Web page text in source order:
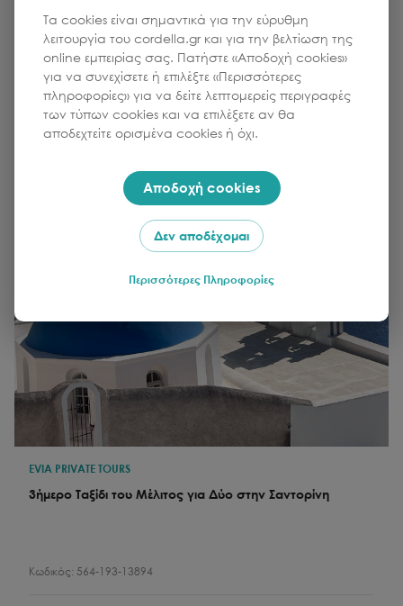
Προσθήκη στο καλάθι
EVIA PRIVATE TOURS
3ήμερο Ταξίδι του Μέλιτος για Δύο στην Σαντορίνη
Κωδικός: 564-193-13894
Τα cookies είναι σημαντικά για την εύρυθμη
λειτουργία του cordella.gr και για την βελτίωση της
online εμπειρίας σας. Πατήστε «Αποδοχή cookies»
για να συνεχίσετε ή επιλέξτε «Περισσότερες
πληροφορίες» για να δείτε λεπτομερείς περιγραφές
των τύπων cookies και να επιλέξετε αν θα
αποδεχτείτε ορισμένα cookies ή όχι.
Αποδοχή cookies
Δεν αποδέχομαι
Περισσότερες Πληροφορίες